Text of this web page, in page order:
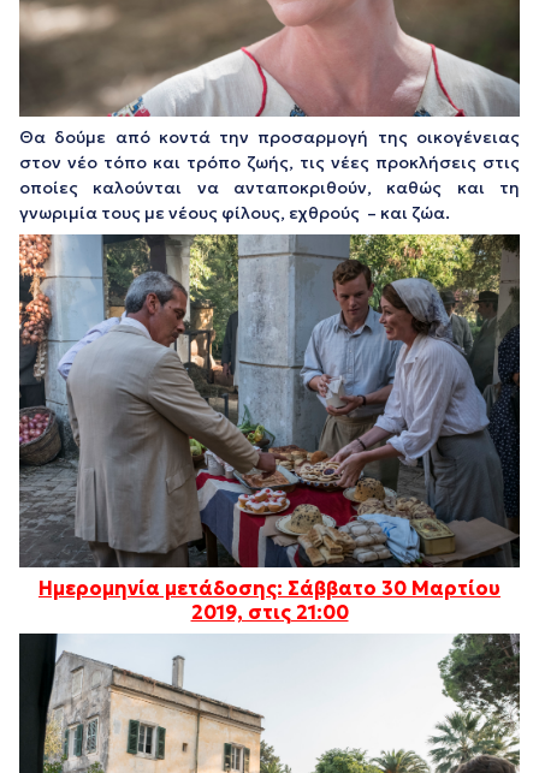
Θα δούμε από κοντά την προσαρμογή της οικογένειας
στον νέο τόπο και τρόπο ζωής, τις νέες προκλήσεις στις
οποίες καλούνται να ανταποκριθούν, καθώς και τη
γνωριμία τους με νέους φίλους, εχθρούς – και ζώα.
Ημερομηνία μετάδοσης: Σάββατο 30 Μαρτίου
2019, στις 21:00